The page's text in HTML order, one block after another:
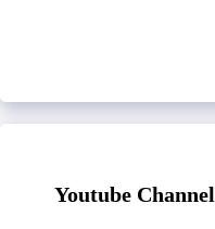
Youtube Channel